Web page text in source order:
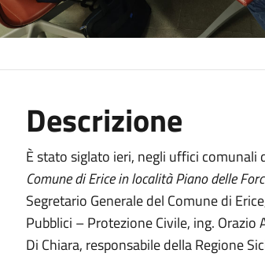
Descrizione
È stato siglato ieri, negli uffici comunali
Comune di Erice in località Piano delle
Segretario Generale del Comune di
Pubblici – Protezione Civile, ing.
Di Chiara, responsabile della Regione